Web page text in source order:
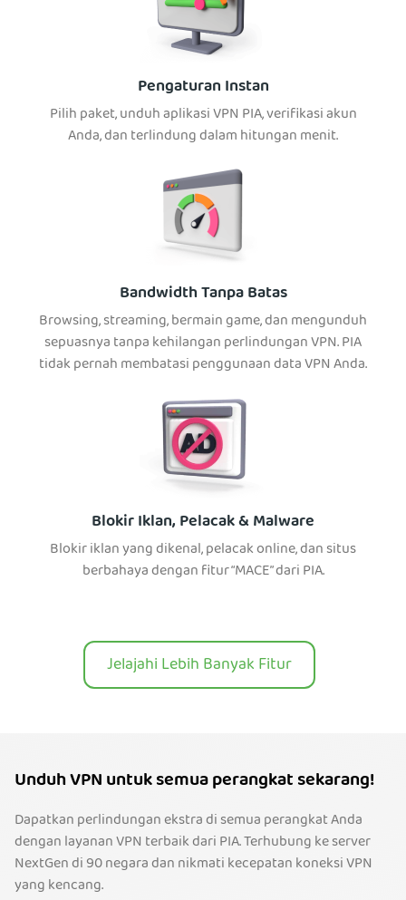
Pengaturan Instan
Pilih paket, unduh aplikasi VPN PIA, verifikasi akun
Anda, dan terlindung dalam hitungan menit.
Bandwidth Tanpa Batas
Browsing, streaming, bermain game, dan mengunduh
sepuasnya tanpa kehilangan perlindungan VPN. PIA
tidak pernah membatasi penggunaan data VPN Anda.
Blokir Iklan, Pelacak & Malware
Blokir iklan yang dikenal, pelacak online, dan situs
berbahaya dengan fitur “MACE” dari PIA.
Jelajahi Lebih Banyak Fitur
Unduh VPN untuk semua perangkat sekarang!
Dapatkan perlindungan ekstra di semua perangkat Anda
dengan layanan VPN terbaik dari PIA. Terhubung ke server
NextGen di 90 negara dan nikmati kecepatan koneksi VPN
yang kencang.